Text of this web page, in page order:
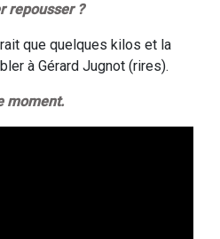
repousser ?
que quelques kilos et la
à Gérard Jugnot (rires).
moment.